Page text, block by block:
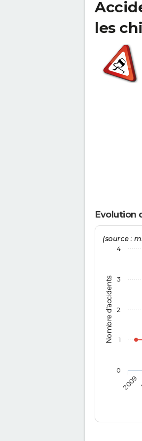
les
Evolution
Nombre d'accidents
(source :
2009
0
1
2
3
4